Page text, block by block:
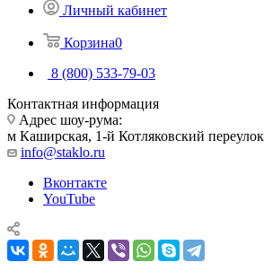
Личный кабинет
Корзина0
8 (800) 533-79-03
Контактная информация
Адрес шоу-рума:
м Каширская, 1-й Котляковский
info@staklo.ru
Вконтакте
YouTube